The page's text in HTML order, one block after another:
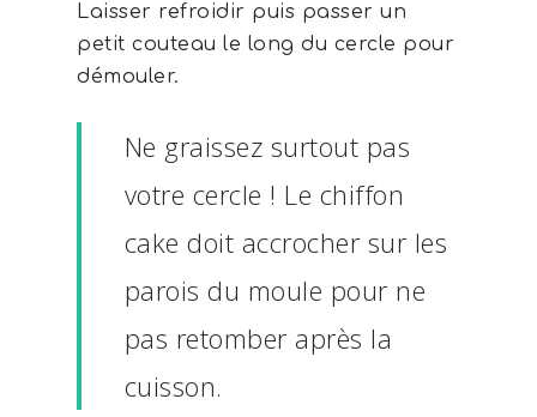
Laisser refroidir puis passer un
petit couteau le long du cercle pour
démouler.
Ne graissez surtout pas
votre cercle ! Le chiffon
cake doit accrocher sur les
parois du moule pour ne
pas retomber après la
cuisson.